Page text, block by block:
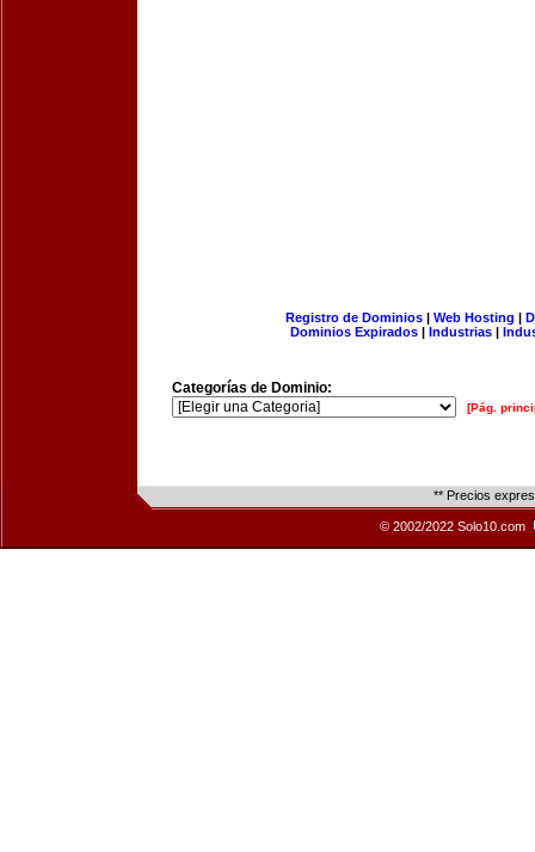
Registro de Dominios| Web Hosting |
Dominios Expirados | Industrias |
Categorías de Dominio:
[Pág.
** Precios
© 2002/2022 Solo10.com